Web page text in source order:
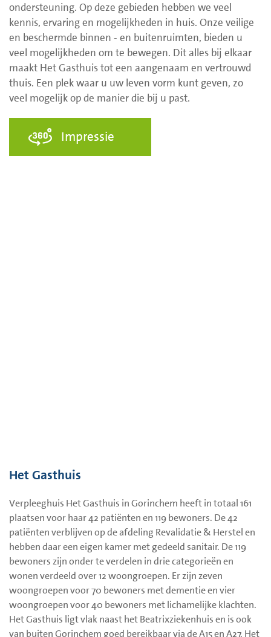
ondersteuning. Op deze gebieden hebben we veel
kennis, ervaring en mogelijkheden in huis. Onze veilige
en beschermde binnen - en buitenruimten, bieden u
veel mogelijkheden om te bewegen. Dit alles bij elkaar
maakt Het Gasthuis tot een aangenaam en vertrouwd
thuis. Een plek waar u uw leven vorm kunt geven, zo
veel mogelijk op de manier die bij u past.
Impressie
Het Gasthuis
Verpleeghuis Het Gasthuis in Gorinchem heeft in totaal 161
plaatsen voor haar 42 patiënten en 119 bewoners. De 42
patiënten verblijven op de afdeling Revalidatie & Herstel en
hebben daar een eigen kamer met gedeeld sanitair. De 119
bewoners zijn onder te verdelen in drie categorieën en
wonen verdeeld over 12 woongroepen. Er zijn zeven
woongroepen voor 70 bewoners met dementie en vier
woongroepen voor 40 bewoners met lichamelijke klachten.
Het Gasthuis ligt vlak naast het Beatrixziekenhuis en is ook
van buiten Gorinchem goed bereikbaar via de A15 en A27. Het